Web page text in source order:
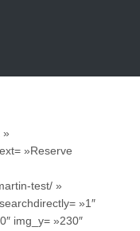
»
»Reserve
test/ »
»1″
img_y= »230″